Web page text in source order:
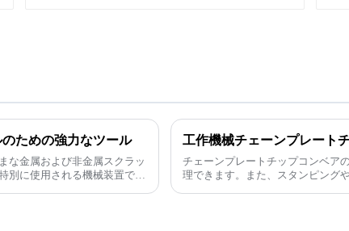
ための強力なツール
な金属および非金属スクラッ
別に使用される機械装置で
工作機械チェーンプレート
チェーンプレートチップコンベア
理できます。また、スタンピング